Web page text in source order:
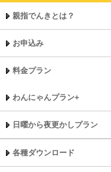
親指でんきとは？
お申込み
料金プラン
わんにゃんプラン+
日曜から夜更かしプラン
各種ダウンロード